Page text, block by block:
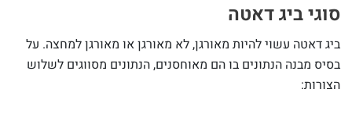
סוגי ביג דאטה
ביג דאטה עשוי להיות מאורגן, לא מאורגן או מאורגן למחצה. על
בסיס מבנה הנתונים בו הם מאוחסנים, הנתונים מסווגים לשלוש
הצורות: